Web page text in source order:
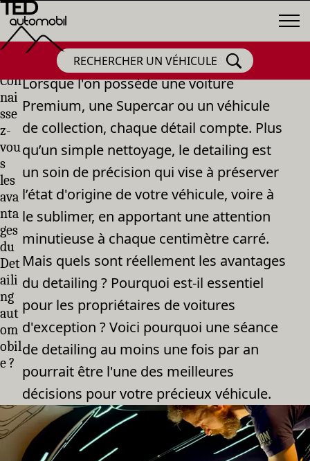
RECHERCHER UN VÉHICULE
Con
nai
sse
z-
vou
s
les
ava
nta
ges
du
Det
aili
ng
aut
om
obil
e ?
Lorsque l'on possède une voiture
Premium, une Supercar ou un véhicule
de collection, chaque détail compte. Plus
qu’un simple nettoyage, le detailing est
un soin de précision qui vise à préserver
l’état d'origine de votre véhicule, voire à
le sublimer, en apportant une attention
minutieuse à chaque centimètre carré.
Mais quels sont réellement les avantages
du detailing ? Pourquoi est-il essentiel
pour les propriétaires de voitures
d'exception ? Voici pourquoi une séance
de detailing au moins une fois par an
pourrait être l'une des meilleures
décisions pour votre précieux véhicule.